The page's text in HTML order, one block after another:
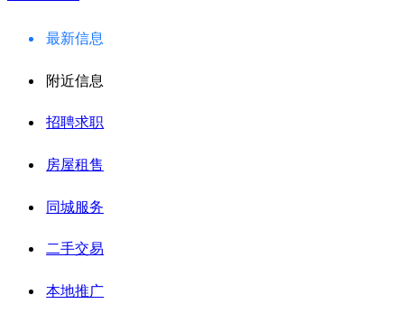
最新信息
附近信息
招聘求职
房屋租售
同城服务
二手交易
本地推广